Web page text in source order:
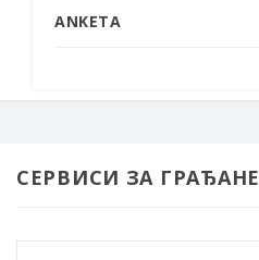
ANKETA
СЕРВИСИ ЗА ГРАЂАНЕ